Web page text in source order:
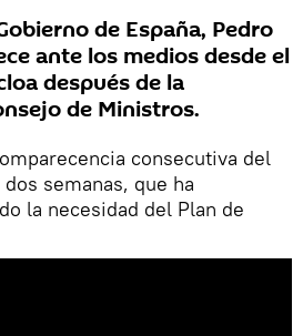
de España, Pedro
ante los medios desde el
después de la
de Ministros.
consecutiva del
semanas, que ha
la necesidad del Plan de